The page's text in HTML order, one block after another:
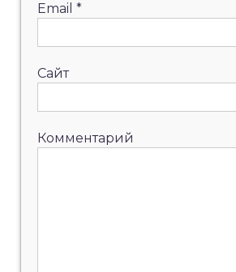
Email *
Сайт
Комментарий